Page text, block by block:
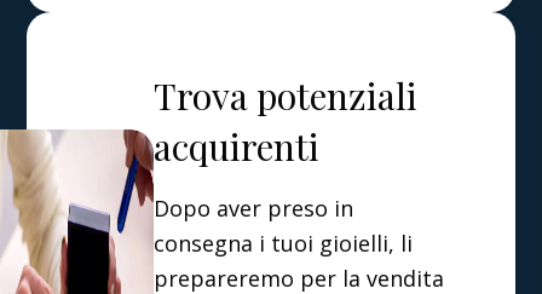
Trova potenziali
acquirenti
Dopo aver preso in
consegna i tuoi gioielli, li
prepareremo per la vendita